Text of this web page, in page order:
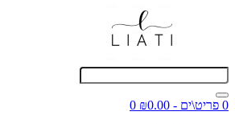
0 פריט\ים - ₪0.00
0